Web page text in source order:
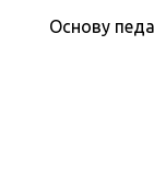
Основу